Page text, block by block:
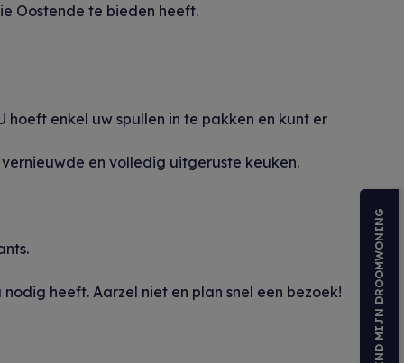
Oostende te bieden heeft.
enkel uw spullen in te pakken en kunt er
en volledig uitgeruste keuken.
heeft. Aarzel niet en plan snel een bezoek!
VIND MIJN DROOMWONING